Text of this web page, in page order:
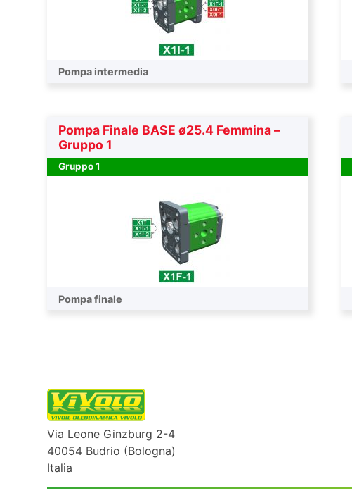
Pompa intermedia
Pompa Finale BASE ø25.4 Femmina –
Gruppo 1
Gruppo 1
Pompa finale
Via Leone Ginzburg 2-4
40054 Budrio (Bologna)
Italia